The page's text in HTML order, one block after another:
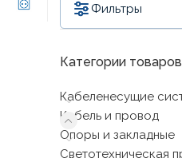
Фильтры
Фильтрация
Цена:710 ₽—2 410 ₽
Категории товаров
Кабеленесущие
Кабель и провод
Опоры и закладные
Светотехническая